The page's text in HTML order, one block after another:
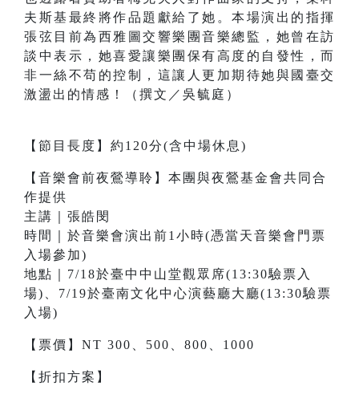
夫斯基最終將作品題獻給了她。本場演出的指揮
張弦目前為西雅圖交響樂團音樂總監，她曾在訪
談中表示，她喜愛讓樂團保有高度的自發性，而
非一絲不苟的控制，這讓人更加期待她與國臺交
激盪出的情感！（撰文／吳毓庭）
【節目長度】約120分(含中場休息)
【音樂會前夜鶯導聆】本團與夜鶯基金會共同合
作提供
主講｜張皓閔
時間｜於音樂會演出前1小時(憑當天音樂會門票
入場參加)
地點｜7/18於臺中中山堂觀眾席(13:30驗票入
場)、7/19於臺南文化中心演藝廳大廳(13:30驗票
入場)
【票價】NT 300、500、800、1000
【折扣方案】